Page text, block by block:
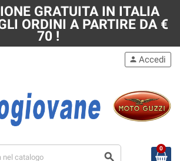
GRATUITA IN ITALIA
ORDINI A PARTIRE DA €
70 !
search
person Accedi
0